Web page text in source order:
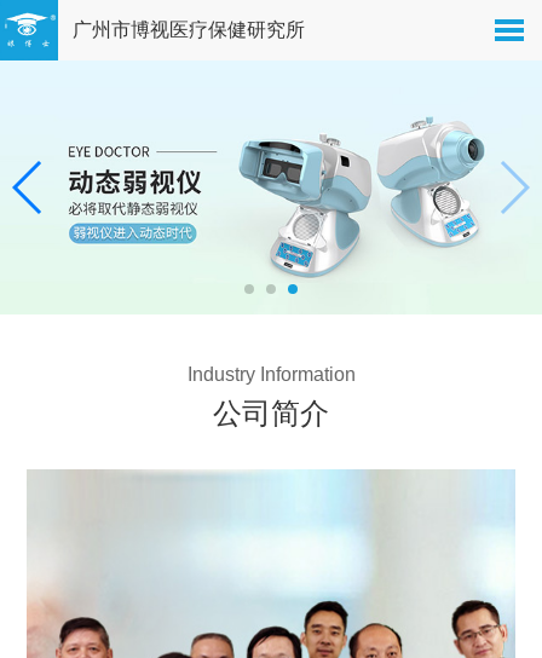
广州市博视医疗保健研究所
Industry Information
公司简介